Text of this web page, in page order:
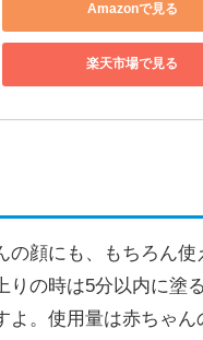
Amazonで見る
楽天市場で見る
の顔にも、もちろん使
りの時は5分以内に塗
よ。使用量は赤ちゃん